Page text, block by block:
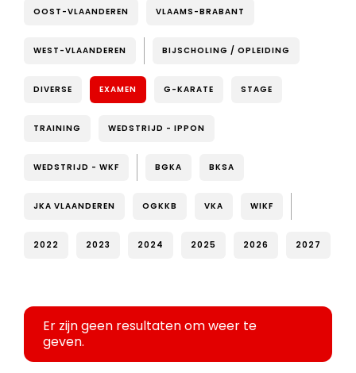
OOST-VLAANDEREN VLAAMS-BRABANT
WEST-VLAANDEREN BIJSCHOLING / OPLEIDING
DIVERSE EXAMEN G-KARATE STAGE
TRAINING WEDSTRIJD - IPPON
WEDSTRIJD - WKF BGKA BKSA
JKA VLAANDEREN OGKKB VKA WIKF
2022 2023 2024 2025 2026 2027
Er zijn geen resultaten om weer te
geven.